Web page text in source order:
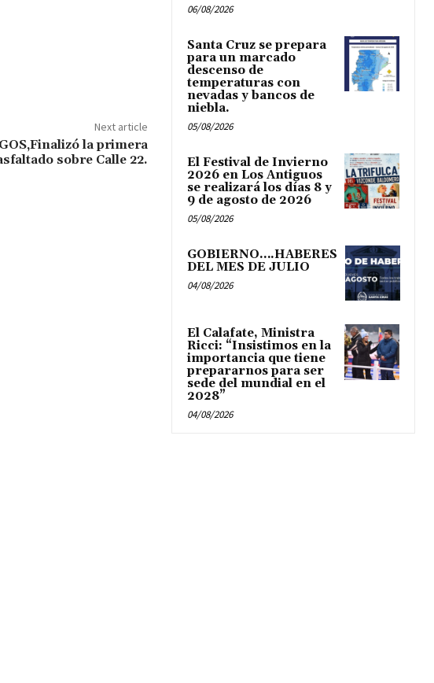
Next article
la primera
sobre Calle 22.
06/08/2026
Santa Cruz se prepara
para un marcado
descenso de
temperaturas con
nevadas y bancos de
niebla.
05/08/2026
El Festival de Invierno
2026 en Los Antiguos
se realizará los días 8 y
9 de agosto de 2026
05/08/2026
GOBIERNO….HABERES
DEL MES DE JULIO
04/08/2026
El Calafate, Ministra
Ricci: “Insistimos en la
importancia que tiene
prepararnos para ser
sede del mundial en el
2028”
04/08/2026